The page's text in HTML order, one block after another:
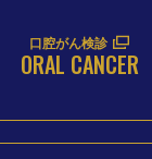
口腔がん検診
ORAL CANCER